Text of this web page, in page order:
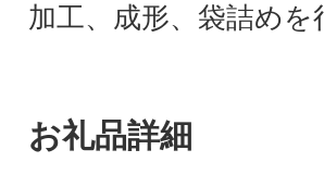
加工、成形、袋詰め
お礼品詳細